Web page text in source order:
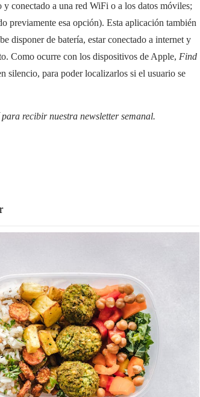
y conectado a una red WiFi o a los datos móviles;
previamente esa opción). Esta aplicación también
disponer de batería, estar conectado a internet y
Como ocurre con los dispositivos de Apple, Find
silencio, para poder localizarlos si el usuario se
recibir nuestra newsletter semanal.